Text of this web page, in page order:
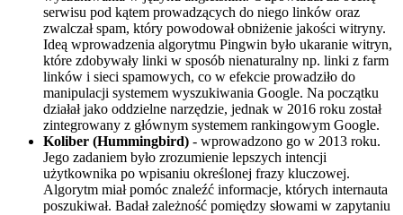
serwisu pod kątem prowadzących do niego linków oraz
zwalczał spam, który powodował obniżenie jakości witryny.
Ideą wprowadzenia algorytmu Pingwin było ukaranie witryn,
które zdobywały linki w sposób nienaturalny np. linki z farm
linków i sieci spamowych, co w efekcie prowadziło do
manipulacji systemem wyszukiwania Google. Na początku
działał jako oddzielne narzędzie, jednak w 2016 roku został
zintegrowany z głównym systemem rankingowym Google.
Koliber (Hummingbird) - wprowadzono go w 2013 roku.
Jego zadaniem było zrozumienie lepszych intencji
użytkownika po wpisaniu określonej frazy kluczowej.
Algorytm miał pomóc znaleźć informacje, których internauta
poszukiwał. Badał zależność pomiędzy słowami w zapytaniu